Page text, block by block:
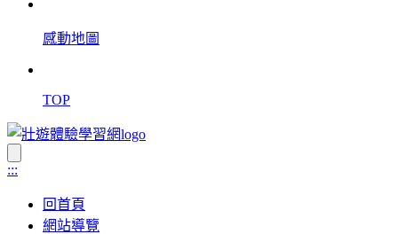
感動地圖
TOP
:::
回首頁
網站導覽